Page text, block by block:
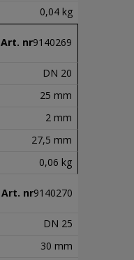
0,04 kg
Art. nr9140269
DN 20
25 mm
2 mm
27,5 mm
0,06 kg
Art. nr9140270
DN 25
30 mm